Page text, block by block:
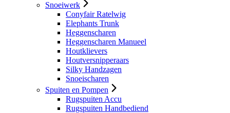
Snoeiwerk
Conyfair Ratelwig
Elephants Trunk
Heggenscharen
Heggenscharen Manueel
Houtklievers
Houtversnipperaars
Silky Handzagen
Snoeischaren
Spuiten en Pompen
Rugspuiten Accu
Rugspuiten Handbediend